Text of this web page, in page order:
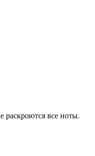
раскроются все ноты.